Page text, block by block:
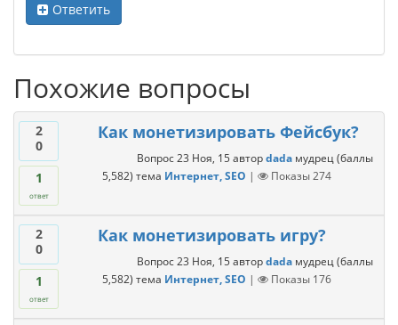
Ответить
Похожие вопросы
2
0
1
ответ
Как монетизировать Фейсбук?
Вопрос 23 Ноя, 15 авторdada мудрец (баллы
5,582) тема Интернет, SEO | Показы274
2
0
1
ответ
Как монетизировать игру?
Вопрос 23 Ноя, 15 авторdada мудрец (баллы
5,582) тема Интернет, SEO | Показы 176